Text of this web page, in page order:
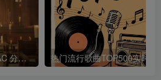
太阳之子 – 周杰伦 [FLAC 分轨 192Khz 24bit]